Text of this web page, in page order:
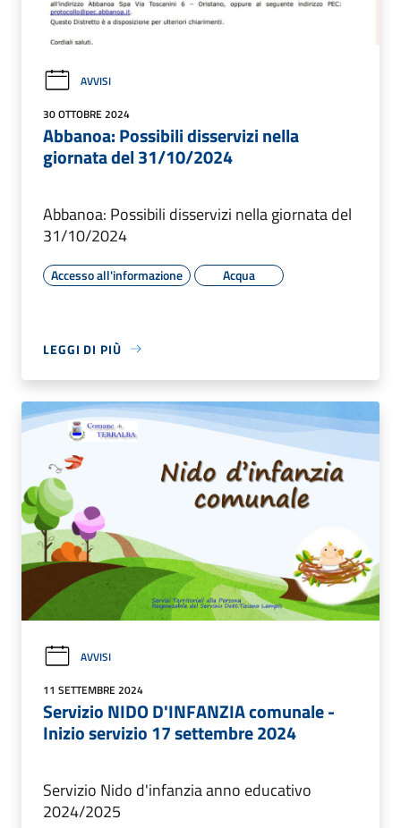
AVVISI
30 OTTOBRE 2024
Abbanoa: Possibili disservizi nella
giornata del 31/10/2024
Abbanoa: Possibili disservizi nella giornata del
31/10/2024
Accesso all'informazione Acqua
LEGGI DI PIÙ
AVVISI
11 SETTEMBRE 2024
Servizio NIDO D'INFANZIA comunale -
Inizio servizio 17 settembre 2024
Servizio Nido d'infanzia anno educativo
2024/2025